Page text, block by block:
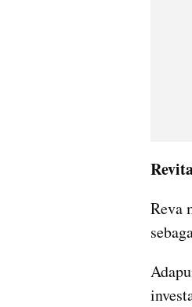
Reva